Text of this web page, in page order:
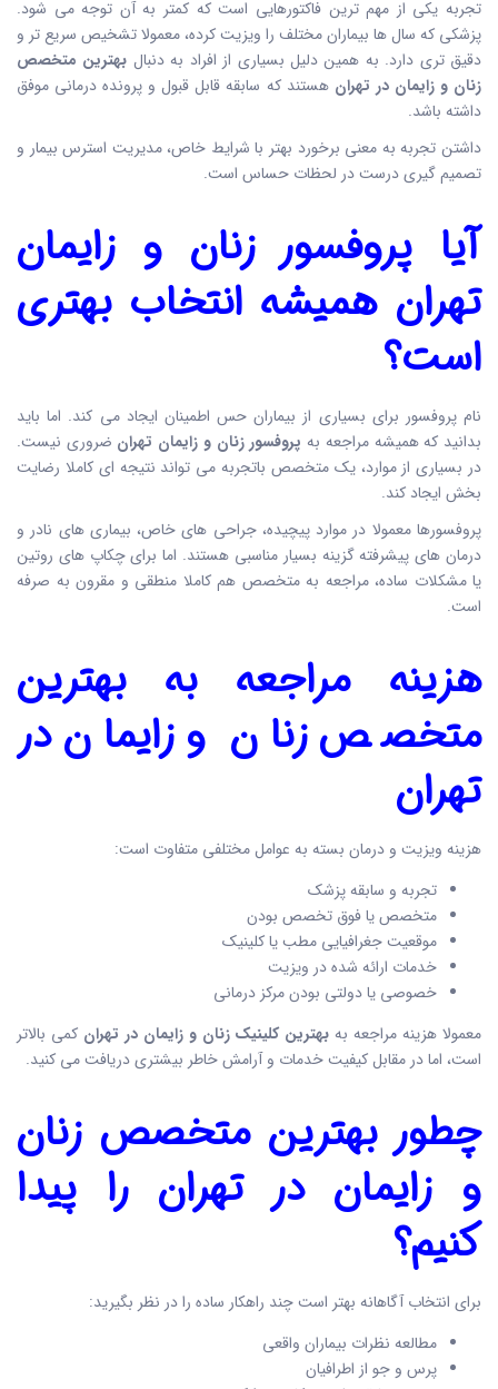
تجربه یکی از مهم ترین فاکتورهایی است که کمتر به آن توجه می شود.
پزشکی که سال ها بیماران مختلف را ویزیت کرده، معمولا تشخیص سریع تر و
دقیق تری دارد. به همین دلیل بسیاری از افراد به دنبال بهترین متخصص
زنان و زایمان در تهرانهستند که سابقه قابل قبول و پرونده درمانی موفق
داشته باشد.
داشتن تجربه به معنی برخورد بهتر با شرایط خاص، مدیریت استرس بیمار و
تصمیم گیری درست در لحظات حساس است.
آیا پروفسور زنان و زایمان
تهران همیشه انتخاب بهتری
است؟
نام پروفسور برای بسیاری از بیماران حس اطمینان ایجاد می کند. اما باید
بدانید که همیشه مراجعه به پروفسور زنان و زایمان تهران ضروری نیست.
در بسیاری از موارد، یک متخصص باتجربه می تواند نتیجه ای کاملا رضایت
بخش ایجاد کند.
پروفسورها معمولا در موارد پیچیده، جراحی های خاص، بیماری های نادر و
درمان های پیشرفته گزینه بسیار مناسبی هستند. اما برای چکاپ های روتین
یا مشکلات ساده، مراجعه به متخصص هم کاملا منطقی و مقرون به صرفه
است.
هزینه مراجعه بهبهترین
متخصص زنان و زایمان در
تهران
هزینه ویزیت و درمان بسته به عوامل مختلفی متفاوت است:
تجربه و سابقه پزشک
متخصص یا فوق تخصص بودن
موقعیت جغرافیایی مطب یا کلینیک
خدمات ارائه شده در ویزیت
خصوصی یا دولتی بودن مرکز درمانی
معمولا هزینه مراجعه به بهترین کلینیک زنان و زایمان در تهران کمی بالاتر
است، اما در مقابل کیفیت خدمات و آرامش خاطر بیشتری دریافت می کنید.
چطوربهترین متخصص زنان
و زایمان در تهرانرا پیدا
کنیم؟
برای انتخاب آگاهانه بهتر است چند راهکار ساده را در نظر بگیرید:
مطالعه نظرات بیماران واقعی
پرس و جو از اطرافیان